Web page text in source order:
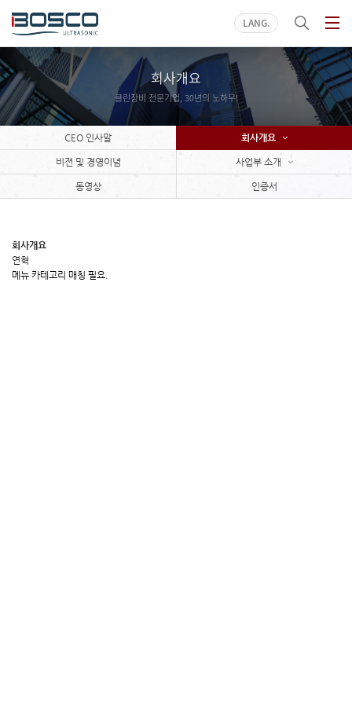
LANG
회사개요
클린장비 전문기업, 30년의 노하우!
CEO 인사말 회사개요
비젼 및 경영이념 사업부 소개
동영상 인증서
회사개요
연혁
메뉴 카테고리 매칭 필요.